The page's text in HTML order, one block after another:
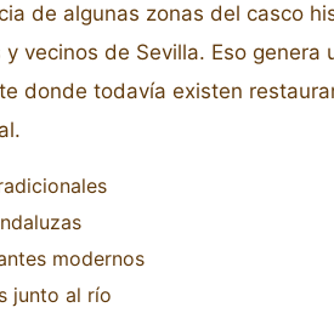
de algunas zonas del casco
vecinos de Sevilla. Eso genera
donde todavía existen
modernos
junto al río